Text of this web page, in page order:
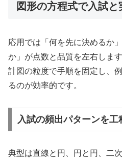
図形の方程式で入試
応用では「何を先に決めるか
か」が点数と品質を左右しま
計図の粒度で手順を固定し、
るのが効率的です。
入試の頻出パターンを工
典型は直線と円、円と円、二